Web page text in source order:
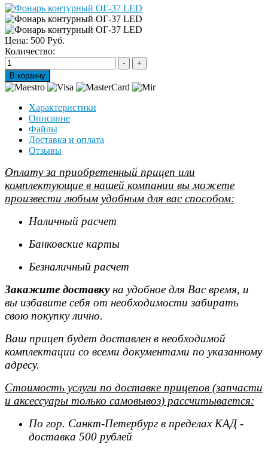
Цена: 500 Руб.
Количество:
Характеристики
Описание
Файлы
Доставка и оплата
Отзывы
Оплату за приобретенный прицеп или
комплектующие в нашей компании вы можете
произвести любым удобным для вас способом:
Наличный расчет
Банковские карты
Безналичный расчет
Закажите доставкуна удобное для Вас время, и
вы избавите себя от необходимости забирать
свою покупку лично.
Ваш прицеп будет доставлен в необходимой
комплектации со всеми документами по указанному
адресу.
Стоимость услуги по доставке прицепов (запчасти
и аксессуары только самовывоз) рассчитывается:
По гор. Санкт-Петербург в пределах КАД -
доставка 500 рублей